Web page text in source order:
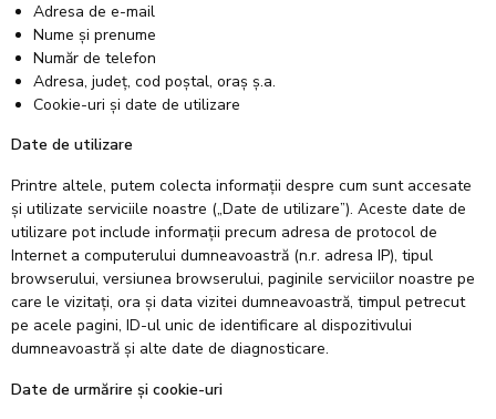
Adresa de e-mail
Nume și prenume
Număr de telefon
Adresa, județ, cod poștal, oraș ș.a.
Cookie-uri și date de utilizare
Date de utilizare
Printre altele, putem colecta informații despre cum sunt accesate
și utilizate serviciile noastre („Date de utilizare”). Aceste date de
utilizare pot include informații precum adresa de protocol de
Internet a computerului dumneavoastră (n.r. adresa IP), tipul
browserului, versiunea browserului, paginile serviciilor noastre pe
care le vizitați, ora și data vizitei dumneavoastră, timpul petrecut
pe acele pagini, ID-ul unic de identificare al dispozitivului
dumneavoastră și alte date de diagnosticare.
Date de urmărire și cookie-uri